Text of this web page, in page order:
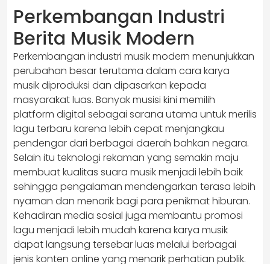
Perkembangan Industri
Berita Musik Modern
Perkembangan industri musik modern menunjukkan
perubahan besar terutama dalam cara karya
musik diproduksi dan dipasarkan kepada
masyarakat luas. Banyak musisi kini memilih
platform digital sebagai sarana utama untuk merilis
lagu terbaru karena lebih cepat menjangkau
pendengar dari berbagai daerah bahkan negara.
Selain itu teknologi rekaman yang semakin maju
membuat kualitas suara musik menjadi lebih baik
sehingga pengalaman mendengarkan terasa lebih
nyaman dan menarik bagi para penikmat hiburan.
Kehadiran media sosial juga membantu promosi
lagu menjadi lebih mudah karena karya musik
dapat langsung tersebar luas melalui berbagai
jenis konten online yang menarik perhatian publik.